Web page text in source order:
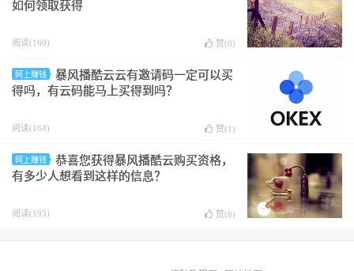
如何领取获得
阅读(160) 赞(0)
网上赚钱
暴风播酷云云有邀请码一定可以买
得吗，有云码能马上买得到吗？
阅读(164) 赞(1 )
网上赚钱
恭喜您获得暴风播酷云购买资格，
有多少人想看到这样的信息？
阅读(193) 赞(6)